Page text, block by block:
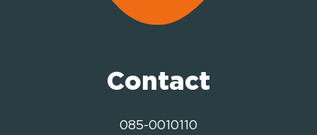
Contact
085-0010110